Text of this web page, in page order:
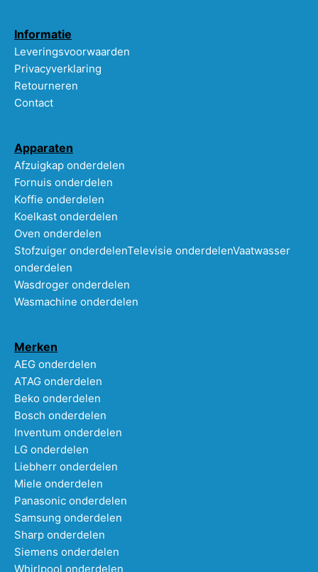
Informatie
Leveringsvoorwaarden
Privacyverklaring
Retourneren
Contact
Apparaten
Afzuigkap onderdelen
Fornuis onderdelen
Koffie onderdelen
Koelkast onderdelen
Oven onderdelen
Stofzuiger onderdelenTelevisie onderdelenVaatwasser
onderdelen
Wasdroger onderdelen
Wasmachine onderdelen
Merken
AEG onderdelen
ATAG onderdelen
Beko onderdelen
Bosch onderdelen
Inventum onderdelen
LG onderdelen
Liebherr onderdelen
Miele onderdelen
Panasonic onderdelen
Samsung onderdelen
Sharp onderdelen
Siemens onderdelen
Whirlpool onderdelen